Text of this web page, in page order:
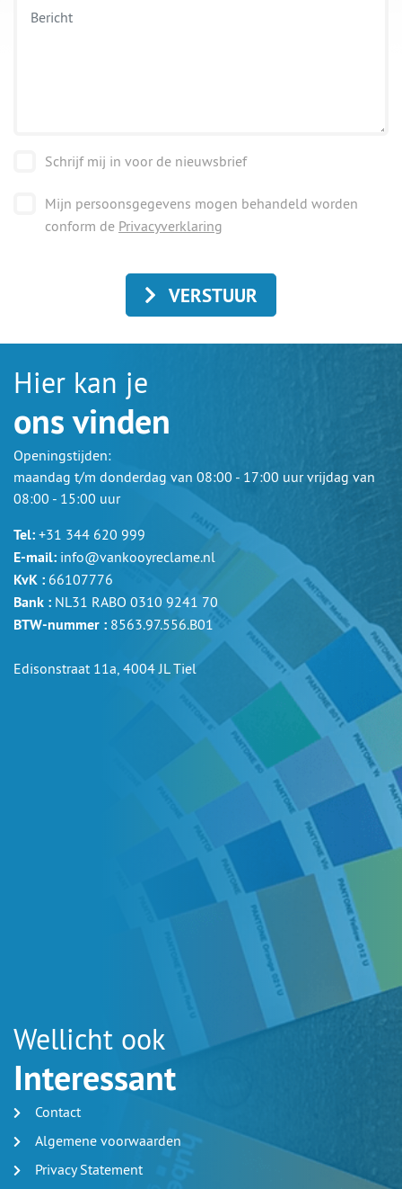
Schrijf mij in voor de nieuwsbrief
Mijn persoonsgegevens mogen behandeld worden
conform de Privacyverklaring
VERSTUUR
Hier kan je
ons vinden
Openingstijden:
maandag t/m donderdag van 08:00 - 17:00 uur vrijdag van
08:00 - 15:00 uur
Tel: +31 344 620 999
E-mail: info@vankooyreclame.nl
KvK : 66107776
Bank : NL31 RABO 0310 9241 70
BTW-nummer : 8563.97.556.B01
Edisonstraat 11a, 4004 JL Tiel
Wellicht ook
Interessant
Contact
Algemene voorwaarden
Privacy Statement